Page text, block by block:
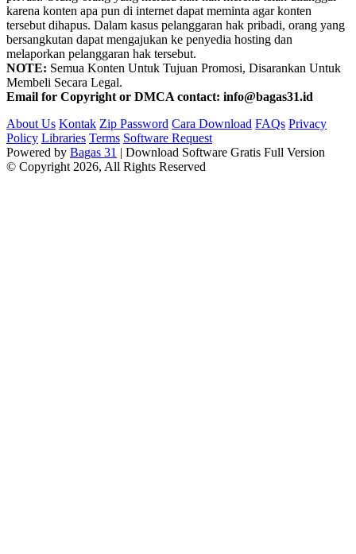
karena konten apa pun di internet dapat meminta agar konten
tersebut dihapus. Dalam kasus pelanggaran hak pribadi, orang yang
bersangkutan dapat mengajukan ke penyedia hosting dan
melaporkan pelanggaran hak tersebut.
NOTE: Semua Konten Untuk Tujuan Promosi, Disarankan Untuk
Membeli Secara Legal.
Email for Copyright or DMCA contact: info@bagas31.id
About Us Kontak Zip Password Cara Download FAQs Privacy
Policy Libraries Terms Software Request
Powered by Bagas 31 | Download Software Gratis Full Version
© Copyright 2026, All Rights Reserved